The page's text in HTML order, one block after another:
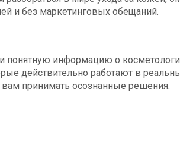
и без маркетинговых обещаний.
понятную информацию о
действительно работают в
принимать осознанные решения.